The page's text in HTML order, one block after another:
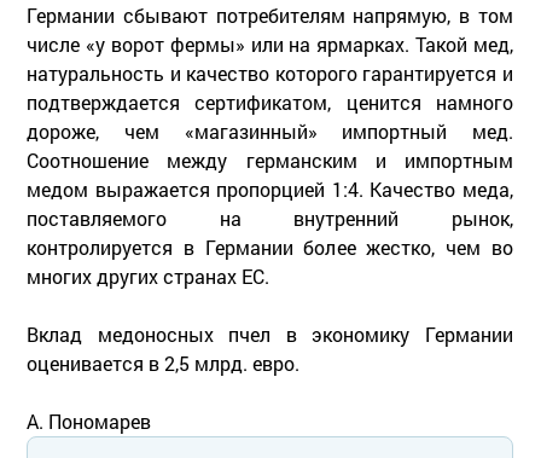
Германии сбывают потребителям напрямую, в том
числе «у ворот фермы» или на ярмарках. Такой мед,
натуральность и качество которого гарантируется и
подтверждается сертификатом, ценится намного
дороже, чем «магазинный» импортный мед.
Соотношение между германским и импортным
медом выражается пропорцией 1:4. Качество меда,
поставляемого на внутренний рынок,
контролируется в Германии более жестко, чем во
многих других странах ЕС.
Вклад медоносных пчел в экономику Германии
оценивается в 2,5 млрд. евро.
А. Пономарев